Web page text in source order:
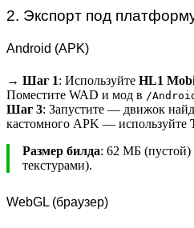
2. Экспорт под
Android (APK)
→ Шаг 1: Используйте HL1
Поместите WAD и мод в /
Шаг 3: Запустите — движок
кастомного APK — используйте
Размер билда: 62 МБ
текстурами).
WebGL (браузер)